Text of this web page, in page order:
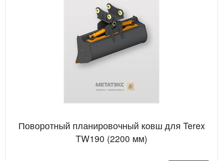
Поворотный планировочный ковш для Terex
TW190 (2200 мм)